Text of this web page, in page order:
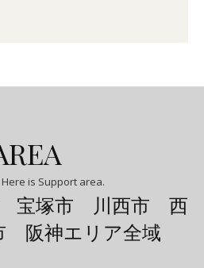
is Support area.
宝塚市 川西市 西
阪神エリア全域